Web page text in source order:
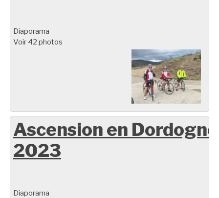
Diaporama
Voir 42 photos
Ascension en Dordogne
2023
Diaporama